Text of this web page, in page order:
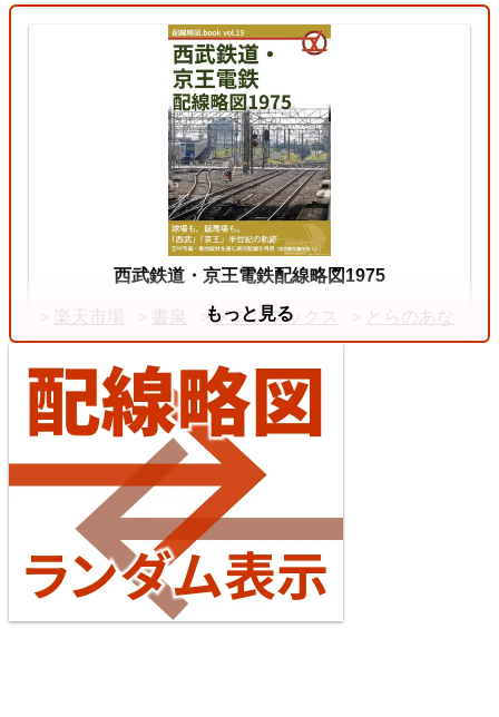
西武鉄道・京王電鉄配線略図1975
楽天市場 書泉 メロンブックス とらのあな
台湾全島配線略図2025 臺灣鐵路公司・臺灣高鐵・阿
もっと見る